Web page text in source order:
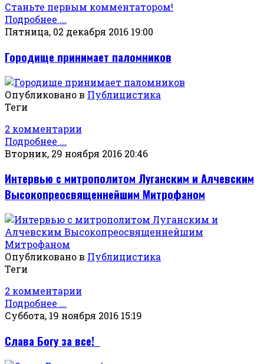
Станьте первым комментатором!
Подробнее ...
Пятница, 02 декабря 2016 19:00
Городище принимает паломников
Опубликовано в Публицистика
Теги
2 комментарии
Подробнее ...
Вторник, 29 ноября 2016 20:46
Интервью с митрополитом Луганским и Алчевским
Высокопреосвященнейшим Митрофаном
Опубликовано в Публицистика
Теги
2 комментарии
Подробнее ...
Суббота, 19 ноября 2016 15:19
Слава Богу за все!